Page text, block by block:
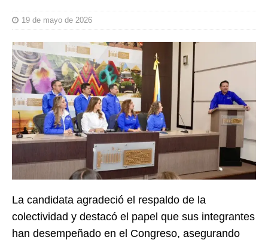
19 de mayo de 2026
La candidata agradeció el respaldo de la
colectividad y destacó el papel que sus integrantes
han desempeñado en el Congreso, asegurando